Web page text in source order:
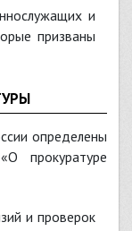
призваны
определены
прокуратуре